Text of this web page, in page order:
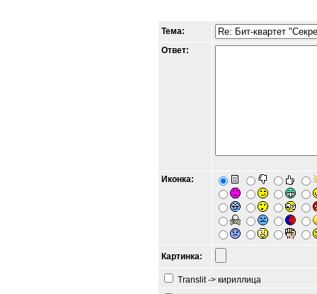
Тема:
Ответ:
Иконка:
Картинка:
Translit -> кириллица